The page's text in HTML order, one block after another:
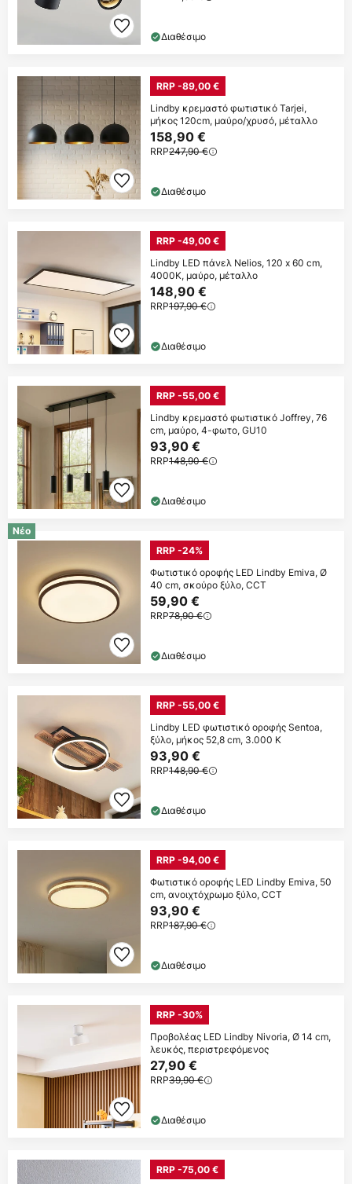
Διαθέσιμο
RRP -89,00 €
Lindby κρεμαστό φωτιστικό Tarjei,
μήκος 120cm, μαύρο/χρυσό, μέταλλο
158,90 €
RRP247,90 €
Διαθέσιμο
RRP -49,00 €
Lindby LED πάνελ Nelios, 120 x 60 cm,
4000K, μαύρο, μέταλλο
148,90 €
RRP197,90 €
Διαθέσιμο
RRP -55,00 €
Lindby κρεμαστό φωτιστικό Joffrey, 76
cm, μαύρο, 4-φωτο, GU10
93,90 €
RRP148,90 €
Διαθέσιμο
Νέο
RRP -24%
Φωτιστικό οροφής LED Lindby Emiva, Ø
40 cm, σκούρο ξύλο, CCT
59,90 €
RRP78,90 €
Διαθέσιμο
RRP -55,00 €
Lindby LED φωτιστικό οροφής Sentoa,
ξύλο, μήκος 52,8 cm, 3.000 K
93,90 €
RRP148,90 €
Διαθέσιμο
RRP -94,00 €
Φωτιστικό οροφής LED Lindby Emiva, 50
cm, ανοιχτόχρωμο ξύλο, CCT
93,90 €
RRP187,90 €
Διαθέσιμο
RRP -30%
Προβολέας LED Lindby Nivoria, Ø 14 cm,
λευκός, περιστρεφόμενος
27,90 €
RRP39,90 €
Διαθέσιμο
RRP -75,00 €